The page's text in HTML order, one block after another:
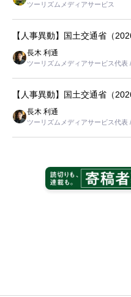
ツーリズムメディアサービス
【人事異動】国土交通省（
長木 利通
ツーリズムメディアサービス代表
【人事異動】国土交通省（
長木 利通
ツーリズムメディアサービス代表